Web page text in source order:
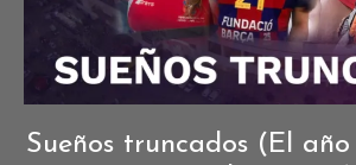
Deportes
Sueños truncados (El